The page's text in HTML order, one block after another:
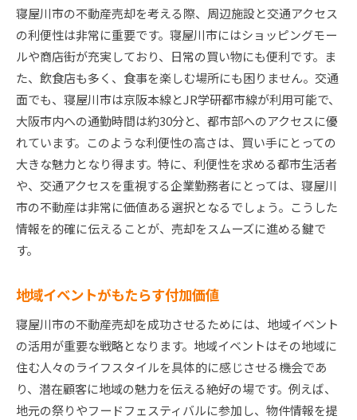
寝屋川市の不動産売却を考える際、周辺施設と交通アクセス
の利便性は非常に重要です。寝屋川市にはショッピングモー
ルや商店街が充実しており、日常の買い物にも便利です。ま
た、飲食店も多く、食事を楽しむ場所にも困りません。交通
面でも、寝屋川市は京阪本線とJR学研都市線が利用可能で、
大阪市内への通勤時間は約30分と、都市部へのアクセスに優
れています。このような利便性の高さは、買い手にとっての
大きな魅力となり得ます。特に、利便性を求める都市生活者
や、交通アクセスを重視する企業勤務者にとっては、寝屋川
市の不動産は非常に価値ある選択となるでしょう。こうした
情報を的確に伝えることが、売却をスムーズに進める鍵で
す。
地域イベントがもたらす付加価値
寝屋川市の不動産売却を成功させるためには、地域イベント
の活用が重要な戦略となります。地域イベントはその地域に
住む人々のライフスタイルを具体的に感じさせる機会であ
り、潜在顧客に地域の魅力を伝える絶好の場です。例えば、
地元の祭りやフードフェスティバルに参加し、物件情報を提